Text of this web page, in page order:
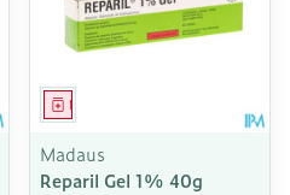
Médicament
Madaus
Reparil Gel 1% 40g